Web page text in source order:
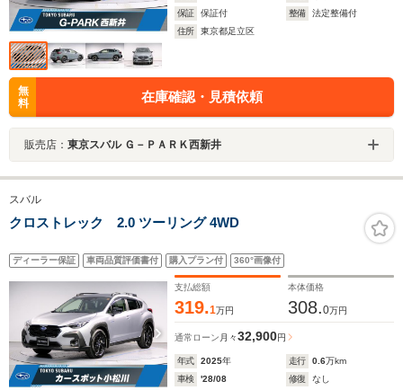
保証
保証付 整備
法定整備付
住所
東京都足立区
無
料
在庫確認・見積依頼
販売店： 東京スバル Ｇ－ＰＡＲＫ西新井
スバル
クロストレック 2.0 ツーリング 4WD
ディーラー保証 車両品質評価書付 購入プラン付 360°画像付
支払総額
319.1万円
本体価格
308.0万円
通常ローン 月々32,900円
年式 2025年 走行 0.6万km
車検
'28/08 修復
なし